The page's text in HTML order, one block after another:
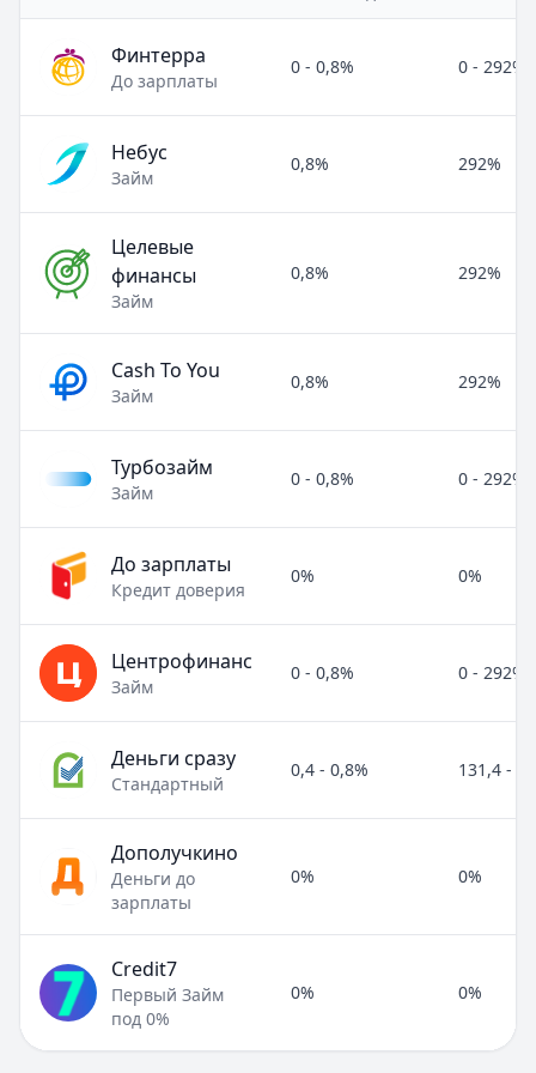
Финтерра
До зарплаты
0 - 0,8% 0 - 292%
Небус
Займ
0,8% 292%
Целевые
финансы
Займ
0,8% 292%
Cash To You
Займ
0,8% 292%
Турбозайм
Займ
0 - 0,8% 0 - 292%
До зарплаты
Кредит доверия
0% 0%
Центрофинанс
Займ
0 - 0,8% 0 - 292%
Деньги сразу
Стандартный
0,4 - 0,8% 131,4 -
Дополучкино
Деньги до
зарплаты
0% 0%
Credit7
Первый Займ
под 0%
0% 0%